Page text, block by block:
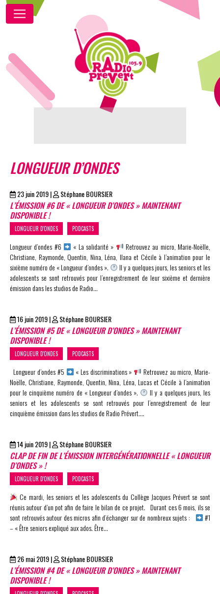
LONGUEUR D’ONDES
23 juin 2019| Stéphane BOURSIER
L’ÉMISSION #6 DE « LONGUEUR D’ONDES » MAINTENANT
DISPONIBLE !
LONGUEUR D'ONDES PODCASTS
Longueur d’ondes #6 « La solidarité »
Retrouvez au micro, Marie-Noëlle,
Christiane, Raymonde, Quentin, Nina, Léna, Ilana et Cécile à l’animation pour le
sixième numéro de « Longueur d’ondes ».
Il y a quelques jours, les seniors et les
adolescents se sont retrouvés pour l’enregistrement de leur sixième et dernière
émission dans les studios de Radio…
16 juin 2019| Stéphane BOURSIER
L’ÉMISSION #5 DE « LONGUEUR D’ONDES » MAINTENANT
DISPONIBLE !
LONGUEUR D'ONDES PODCASTS
Longueur d’ondes #5 « Les discriminations »
Retrouvez au micro, Marie-
Noëlle, Christiane, Raymonde, Quentin, Nina, Léna, Lucas et Cécile à l’animation
pour le cinquième numéro de « Longueur d’ondes ».
Il y a quelques jours, les
seniors et les adolescents se sont retrouvés pour l’enregistrement de leur
cinquième émission dans les studios de Radio Prévert….
14 juin 2019| Stéphane BOURSIER
CLAP DE FIN DE L’ÉMISSION INTERGÉNÉRATIONNELLE « LONGUEUR
D’ONDES » !
LONGUEUR D'ONDES PODCASTS
Ce mardi, les seniors et les adolescents du Collège Jacques Prévert se sont
réunis autour d’un pot afin de faire le bilan de ce projet. Durant ces 6 mois, ils se
sont retrouvés autour des micros afin d’échanger sur de nombreux sujets :
#1
– « Être seniors expliqué aux ados. Être…
26 mai 2019| Stéphane BOURSIER
L’ÉMISSION #4 DE « LONGUEUR D’ONDES » MAINTENANT
DISPONIBLE !